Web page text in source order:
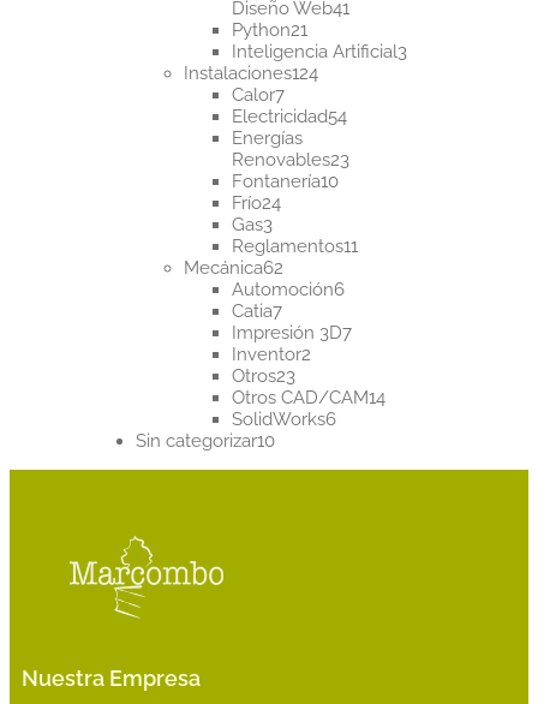
Diseño Web4141
Python2121
productos
Inteligencia Artificial33
Instalaciones124124
Calor77
productos
Electricidad5454
Energías
Renovables2323
Fontanería1010
Frío2424
Gas33
productos
Reglamentos1111
Mecánica6262
productos
Automoción66
Catia77
productos
Impresión 3D77
Inventor22
Otros2323
productos
Otros CAD/CAM1414
SolidWorks66
Sin categorizar1010
Nuestra Empresa